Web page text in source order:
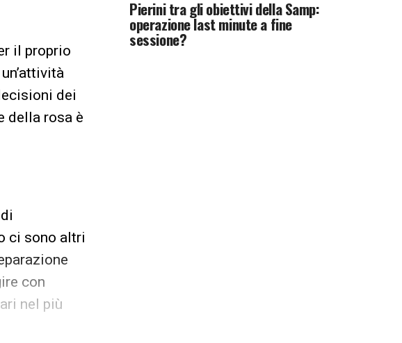
il proprio
dei
della rosa è
ci sono altri
con
nel più
Pierini tra gli obiettivi della Samp:
operazione last minute a fine
sessione?